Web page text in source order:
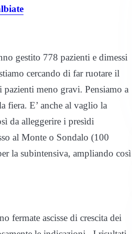
gestito 778 pazienti e dimessi
cercando di far ruotare il
meno gravi. Pensiamo a
fiera. E’ anche al vaglio la
da alleggerire i presìdi
al Monte o Sondalo (100
la subintensiva, ampliando così
fermate ascisse di crescita dei